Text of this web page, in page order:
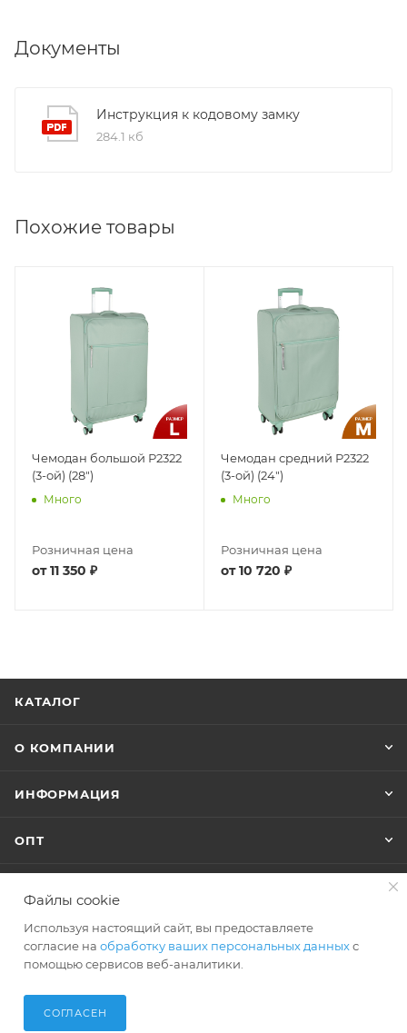
Документы
Инструкция к кодовому замку
284.1 кб
Похожие товары
Чемодан большой Р2322
(3-ой) (28")
Много
Розничная цена
от11 350 ₽
Чемодан средний Р2322
(3-ой) (24")
Много
Розничная цена
от10 720 ₽
КАТАЛОГ
О КОМПАНИИ
ИНФОРМАЦИЯ
ОПТ
shop@polar-bags.ru
Файлы cookie
Используя настоящий сайт, вы предоставляете
согласие на обработку ваших персональных данныхс
помощью сервисов веб-аналитики.
СОГЛАСЕН